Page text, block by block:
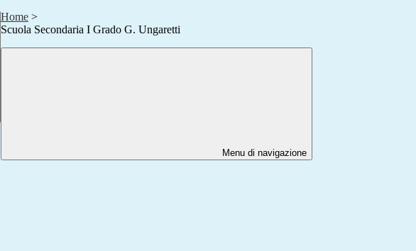
Home >
Scuola Secondaria I Grado G. Ungaretti
Menu di navigazione